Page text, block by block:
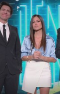
direttamente
impossibile